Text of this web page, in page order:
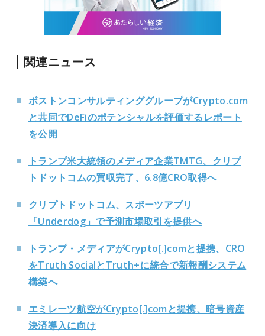
関連ニュース
ボストンコンサルティンググループがCrypto.com
と共同でDeFiのポテンシャルを評価するレポート
を公開
トランプ米大統領のメディア企業TMTG、クリプ
トドットコムの買収完了、6.8億CRO取得へ
クリプトドットコム、スポーツアプリ
「Underdog」で予測市場取引を提供へ
トランプ・メディアがCrypto[.]comと提携、CRO
をTruth SocialとTruth+に統合で新報酬システム
構築へ
エミレーツ航空がCrypto[.]comと提携、暗号資産
決済導入に向け